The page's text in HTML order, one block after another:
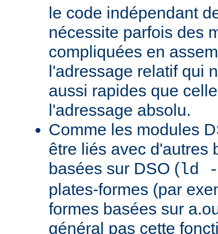
le code indépendant
nécessite parfois des
compliquées en
l'adressage relatif qui
aussi rapides que
l'adressage absolu.
Comme les modules
être liés avec d'autres
basées sur DSO (ld
plates-formes (par
formes basées sur
général pas cette